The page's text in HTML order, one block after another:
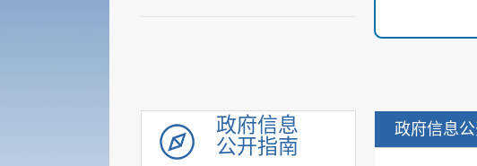
政府信息
公开指南
政府信息